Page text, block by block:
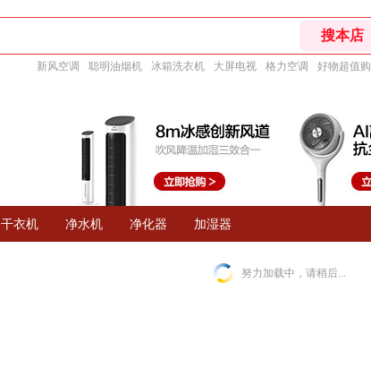
新风空调 聪明油烟机 冰箱洗衣机 大屏电视 格力空调 好物超值购
干衣机 净水机 净化器 加湿器
努力加载中，请稍后...